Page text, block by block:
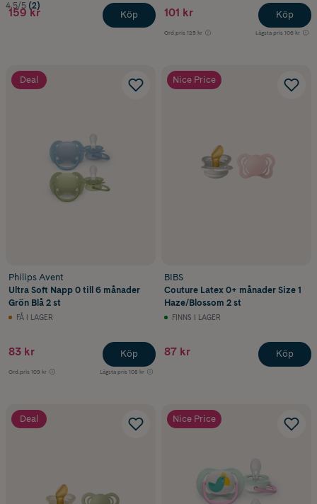
4.5/5 (2)
159 kr Köp 101 kr
Ord.pris 125 kr Lägsta pris 106 kr
Köp
Deal
Philips Avent
Ultra Soft Napp 0 till 6 månader
Grön Blå 2 st
FÅ I LAGER
83 kr
Ord.pris 109 kr Lägsta pris 108 kr
Köp
Nice Price
BIBS
Couture Latex 0+ månader Size 1
Haze/Blossom 2 st
FINNS I LAGER
87 kr Köp
Deal Nice Price